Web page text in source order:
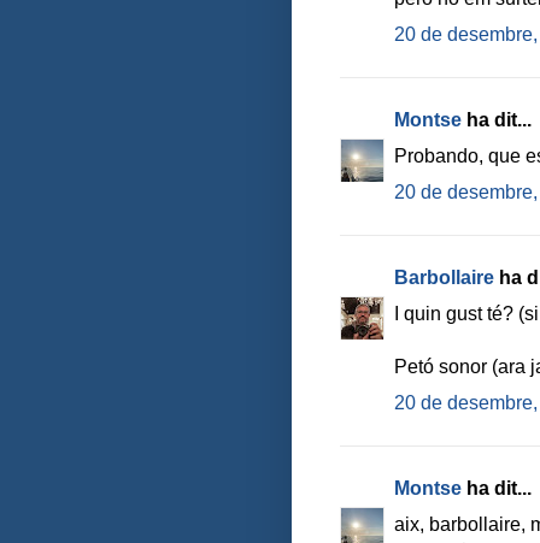
20 de
Montse ha dit...
Probando, que
20 de
Barbollaire ha
I quin gust té?
Petó sonor (ara
20 de
Montse ha dit...
aix, barbollaire,